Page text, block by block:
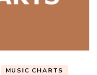
MUSIC CHARTS